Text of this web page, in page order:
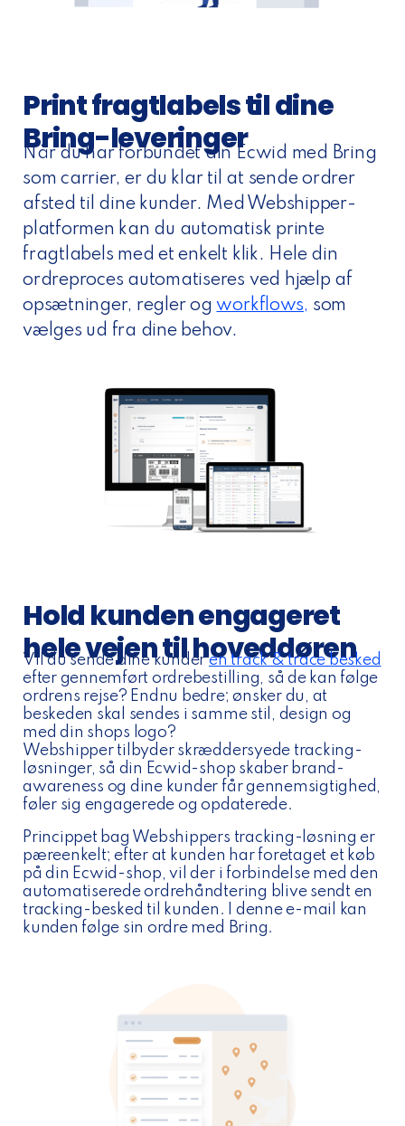
Print fragtlabels til dine
Bring-leveringer
Når du har forbundet din Ecwid med Bring
som carrier, er du klar til at sende ordrer
afsted til dine kunder. Med Webshipper-
platformen kan du automatisk printe
fragtlabels med et enkelt klik. Hele din
ordreproces automatiseres ved hjælp af
opsætninger, regler ogworkflows, som
vælges ud fra dine behov.
Hold kunden engageret
hele vejen til hoveddøren
Vil du sende dine kunderen track & trace besked
efter gennemført ordrebestilling, så de kan følge
ordrens rejse? Endnu bedre; ønsker du, at
beskeden skal sendes i samme stil, design og
med din shops logo?
Webshipper tilbyder skræddersyede tracking-
løsninger, så din Ecwid-shop skaber brand-
awareness og dine kunder får gennemsigtighed,
føler sig engagerede og opdaterede.
Princippet bag Webshippers tracking-løsning er
pæreenkelt; efter at kunden har foretaget et køb
på din Ecwid-shop, vil der i forbindelse med den
automatiserede ordrehåndtering blive sendt en
tracking-besked til kunden. I denne e-mail kan
kunden følge sin ordre med Bring.